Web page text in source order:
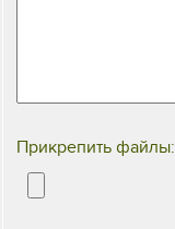
Прикрепить файлы: